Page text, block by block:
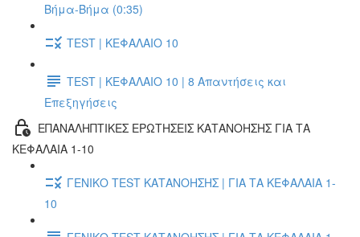
Βήμα-Βήμα (0:35)
TEST | ΚΕΦΑΛΑΙΟ 10
TEST | ΚΕΦΑΛΑΙΟ 10 | 8 Απαντήσεις και
Επεξηγήσεις
ΕΠΑΝΑΛΗΠΤΙΚΕΣ ΕΡΩΤΗΣΕΙΣ ΚΑΤΑΝΟΗΣΗΣ ΓΙΑ ΤΑ
ΚΕΦΑΛΑΙΑ 1-10
ΓΕΝΙΚΟ TEST ΚΑΤΑΝΟΗΣΗΣ | ΓΙΑ ΤΑ ΚΕΦΑΛΑΙΑ 1-
10